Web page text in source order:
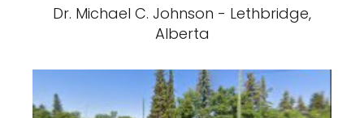
Dr. Michael C. Johnson - Lethbridge,
Alberta